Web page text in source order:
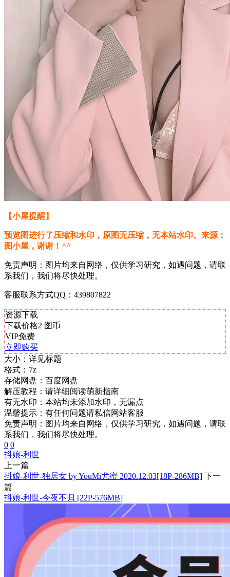
【小屋提醒】
预览图进行了压缩和水印，原图无压缩，无本站水印。来源：
图小屋，谢谢！^^
免责声明：图片均来自网络，仅供学习研究，如遇问题，请联
系我们，我们将尽快处理。
客服联系方式QQ：439807822
资源下载
下载价格2 图币
VIP免费
立即购买
大小： 详见标题
格式： 7z
存储网盘： 百度网盘
解压教程： 请详细阅读萌新指南
有无水印： 本站均未添加水印，无漏点
温馨提示： 有任何问题请私信网站客服
免责声明：图片均来自网络，仅供学习研究，如遇问题，请联
系我们，我们将尽快处理。
0 0
抖娘-利世
上一篇
抖娘-利世-独居女 by YouMi尤蜜 2020.12.03[18P-286MB] 下一
篇
抖娘-利世-今夜不归 [22P-576MB]